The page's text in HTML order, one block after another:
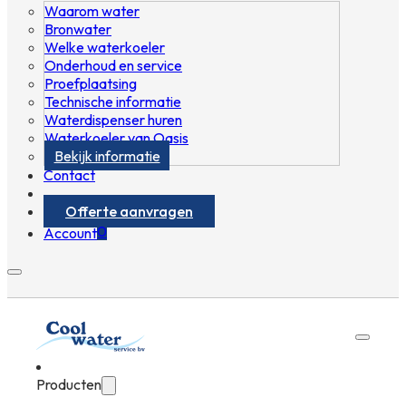
Waarom water
Bronwater
Welke waterkoeler
Onderhoud en service
Proefplaatsing
Technische informatie
Waterdispenser huren
Waterkoeler van Oasis
Bekijk informatie
Contact
Offerte aanvragen
Account0
Producten